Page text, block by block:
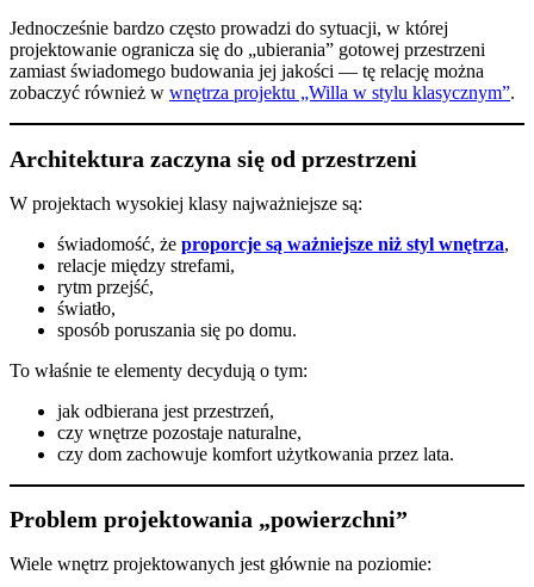
Jednocześnie bardzo często prowadzi do sytuacji, w której
projektowanie ogranicza się do „ubierania” gotowej przestrzeni
zamiast świadomego budowania jej jakości — tę relację można
zobaczyć również w wnętrza projektu „Willa w stylu klasycznym”.
Architektura zaczyna się od przestrzeni
W projektach wysokiej klasy najważniejsze są:
świadomość, że proporcje są ważniejsze niż styl wnętrza,
relacje między strefami,
rytm przejść,
światło,
sposób poruszania się po domu.
To właśnie te elementy decydują o tym:
jak odbierana jest przestrzeń,
czy wnętrze pozostaje naturalne,
czy dom zachowuje komfort użytkowania przez lata.
Problem projektowania „powierzchni”
Wiele wnętrz projektowanych jest głównie na poziomie: